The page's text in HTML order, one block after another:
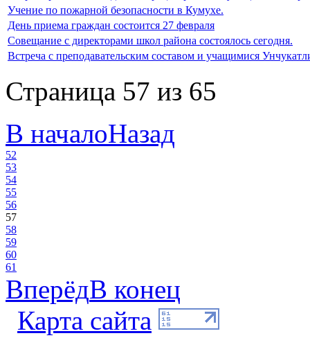
Учение по пожарной безопасности в Кумухе.
День приема граждан состоится 27 февраля
Совещание с директорами школ района состоялось сегодня.
Встреча с преподавательским составом и учащимися
Страница 57 из 65
В началоНазад
52
53
54
55
56
57
58
59
60
61
ВперёдВ конец
Карта сайта